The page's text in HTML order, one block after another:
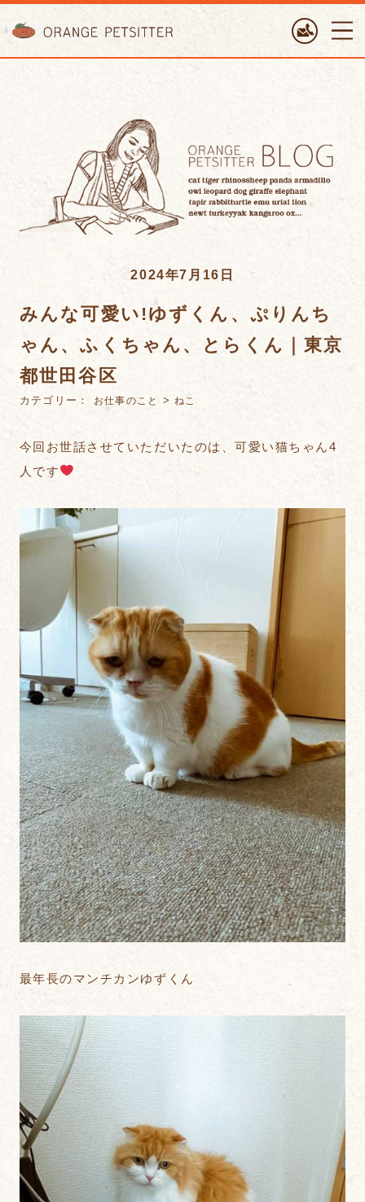
2024年7月16日
みんな可愛い!ゆずくん、ぷりんち
ゃん、ふくちゃん、とらくん｜東京
都世田谷区
カテゴリー： お仕事のこと >ねこ
今回お世話させていただいたのは、可愛い猫ちゃん4
人です
最年長のマンチカンゆずくん